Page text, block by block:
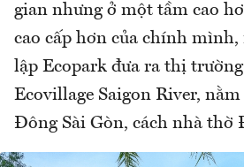
gian nhưng ở một tầm cao
cao cấp hơn của chính mình,
lập Ecopark đưa ra thị trường
Ecovillage Saigon River,
Đông Sài Gòn, cách nhà thờ